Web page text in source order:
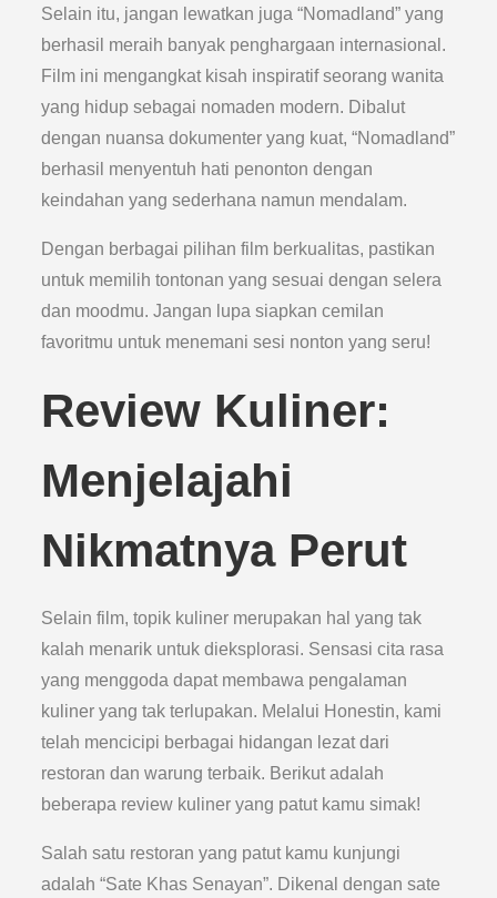
Selain itu, jangan lewatkan juga “Nomadland” yang
berhasil meraih banyak penghargaan internasional.
Film ini mengangkat kisah inspiratif seorang wanita
yang hidup sebagai nomaden modern. Dibalut
dengan nuansa dokumenter yang kuat, “Nomadland”
berhasil menyentuh hati penonton dengan
keindahan yang sederhana namun mendalam.
Dengan berbagai pilihan film berkualitas, pastikan
untuk memilih tontonan yang sesuai dengan selera
dan moodmu. Jangan lupa siapkan cemilan
favoritmu untuk menemani sesi nonton yang seru!
Review Kuliner:
Menjelajahi
Nikmatnya Perut
Selain film, topik kuliner merupakan hal yang tak
kalah menarik untuk dieksplorasi. Sensasi cita rasa
yang menggoda dapat membawa pengalaman
kuliner yang tak terlupakan. Melalui Honestin, kami
telah mencicipi berbagai hidangan lezat dari
restoran dan warung terbaik. Berikut adalah
beberapa review kuliner yang patut kamu simak!
Salah satu restoran yang patut kamu kunjungi
adalah “Sate Khas Senayan”. Dikenal dengan sate